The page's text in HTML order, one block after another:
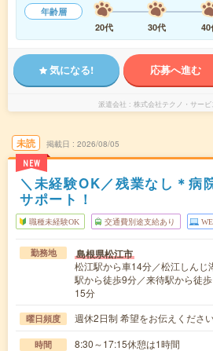
年齢層
20代
30代 40
気になる! 応募へ進む
派遣会社 株式会社テクノ・サー
未読
NEW
掲載日 2026/08/05
＼未経験OK／残業なし＊病
サポート！
職種未経験OK 交通費別途支給あり
勤務地 島根県松江市
松江駅から車14分／松江しんじ
駅から徒歩9分／来待駅から徒
15分
曜日頻度 週休2日制 希望をお伝えくださ
時間 8:30～17:15休憩は1時間